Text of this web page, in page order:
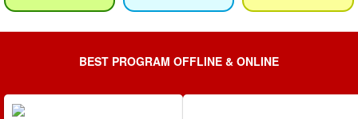
BEST PROGRAM OFFLINE & ONLINE